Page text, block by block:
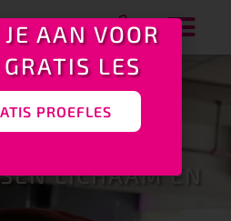
GOEDE
LICHAAM EN
AAN VOOR
LES
PROEFLES